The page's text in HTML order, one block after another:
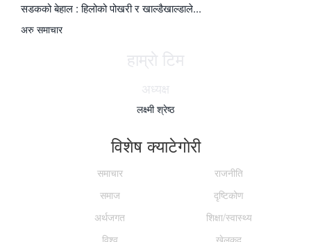
सडकको बेहाल : हिलोको पोखरी र खाल्डैखाल्डाले...
अरु समाचार
हाम्राे टिम
अध्यक्ष
लक्ष्मी श्रेष्ठ
विशेष क्याटेगाेरी
समाचार
राजनीति
समाज
दृष्टिकोण
अर्थजगत
शिक्षा/स्वास्थ्य
विश्व
खेलकुद